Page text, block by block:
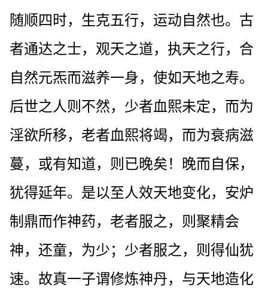
随顺四时，生克五行，运动自然也。古
者通达之士，观天之道，执天之行，合
自然元炁而滋养一身，使如天地之寿。
后世之人则不然，少者血熙未定，而为
淫欲所移，老者血熙将竭，而为衰病滋
蔓，或有知道，则已晚矣！晚而自保，
犹得延年。是以至人效天地变化，安炉
制鼎而作神药，老者服之，则聚精会
神，还童，为少；少者服之，则得仙犹
速。故真一子谓修炼神丹，与天地造化